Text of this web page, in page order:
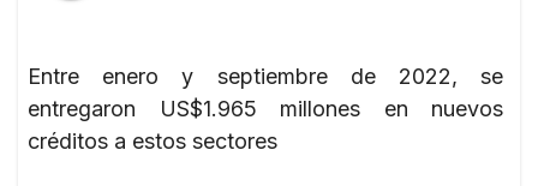
Entre enero y septiembre de 2022, se
entregaron US$1.965 millones en nuevos
créditos a estos sectores